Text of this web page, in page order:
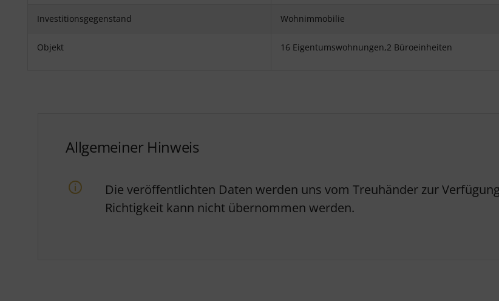
Investitionsgegenstand Wohnimmobilie
Objekt 16 Eigentumswohnungen,2 Büroeinheiten
Allgemeiner Hinweis
Die veröffentlichten Daten werden uns vom Treuhänder zur
Richtigkeit kann nicht übernommen werden.